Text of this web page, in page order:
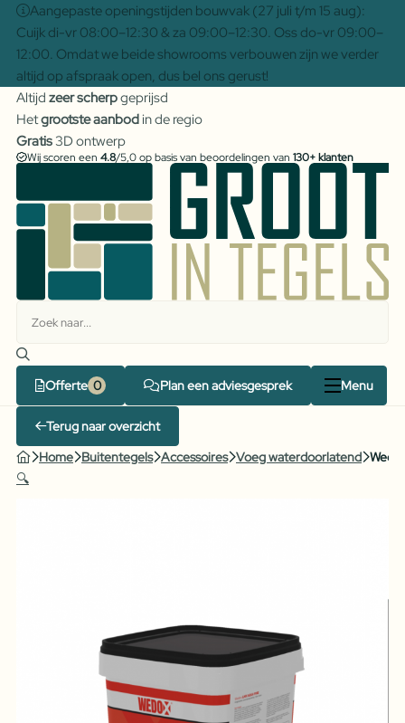
Aangepaste openingstijden bouwvak (27 juli t/m 15 aug):
Cuijk di-vr 08:00–12:30 & za 09:00–12:30. Oss do-vr 09:00–
12:00. Omdat we beide showrooms verbouwen zijn we verder
altijd op afspraak open, dus bel ons gerust!
Altijd zeer scherpgeprijsd
Hetgrootste aanbodin de regio
Gratis3D ontwerp
Wij scoren een 4.8/5,0 op basis van beoordelingen van 130+ klanten
Offerte Plan een adviesgesprek Menu
Terug naar overzicht
Home Buitentegels Accessoires Voeg waterdoorlatend
🔍